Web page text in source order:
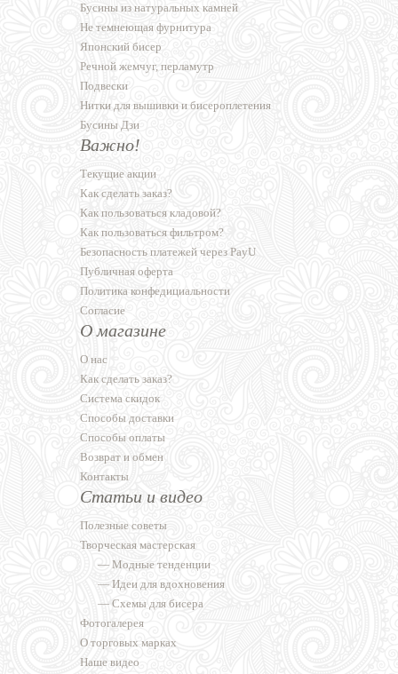
Бусины из натуральных камней
Не темнеющая фурнитура
Японский бисер
Речной жемчуг, перламутр
Подвески
Нитки для вышивки и бисероплетения
Бусины Дзи
Важно!
Текущие акции
Как сделать заказ?
Как пользоваться кладовой?
Как пользоваться фильтром?
Безопасность платежей через PayU
Публичная оферта
Политика конфедициальности
Согласие
О магазине
О нас
Как сделать заказ?
Система скидок
Способы доставки
Способы оплаты
Возврат и обмен
Контакты
Статьи и видео
Полезные советы
Творческая мастерская
— Модные тенденции
— Идеи для вдохновения
— Схемы для бисера
Фотогалерея
О торговых марках
Наше видео